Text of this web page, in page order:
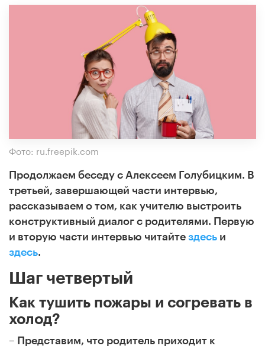
Фото: ru.freepik.com
Продолжаем беседу с Алексеем Голубицким. В
третьей, завершающей части интервью,
рассказываем о том, как учителю выстроить
конструктивный диалог с родителями. Первую
и вторую части интервью читайте здесь и
здесь.
Шаг четвертый
Как тушить пожары и согревать в
холод?
– Представим, что родитель приходит к